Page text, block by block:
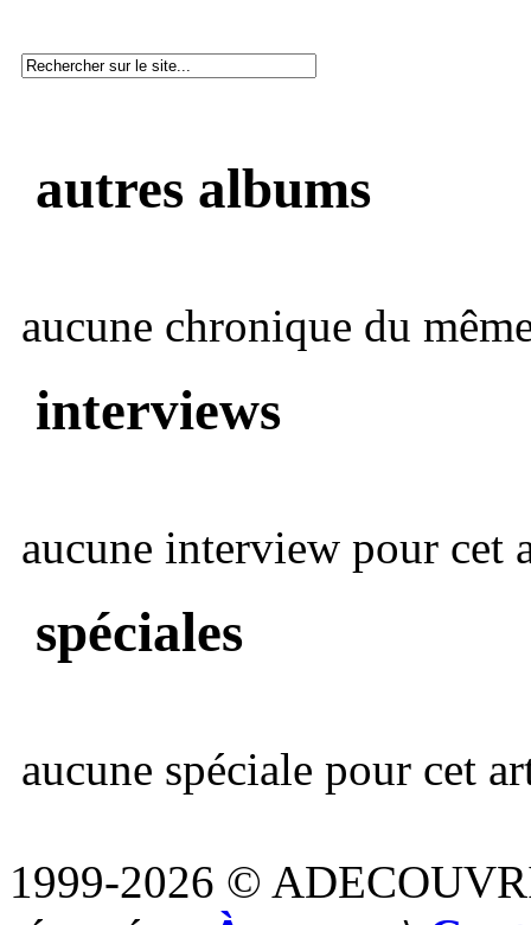
autres albums
aucune chronique du
interviews
aucune interview pour cet
spéciales
aucune spéciale pour cet
1999-2026 ©